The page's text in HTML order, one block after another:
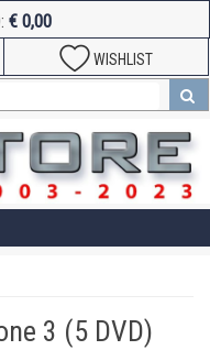
€ 0,00
WISHLIST
3 (5 DVD)